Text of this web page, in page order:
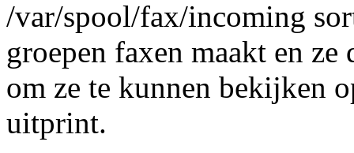
/var/spool/fax/incoming
groepen faxen maakt en
om ze te kunnen bekijken
uitprint.